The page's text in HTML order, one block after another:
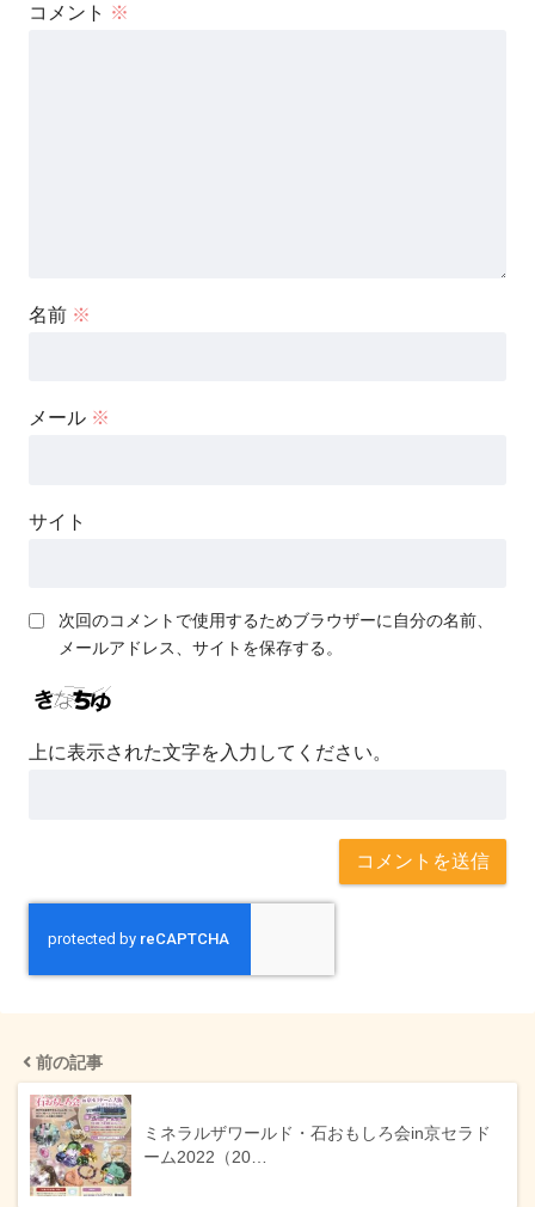
コメント ※
名前 ※
メール ※
サイト
次回のコメントで使用するためブラウザーに自分の名前、
メールアドレス、サイトを保存する。
上に表示された文字を入力してください。
前の記事
ミネラルザワールド・石おもしろ会in京セラド
ーム2022（20…